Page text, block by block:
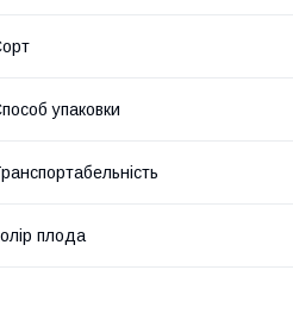
упаковки
плода